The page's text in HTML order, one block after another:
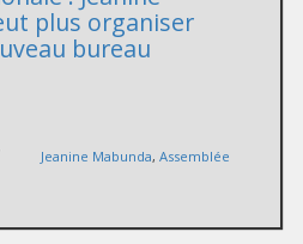
plus organiser
bureau
Jeanine Mabunda, Assemblée